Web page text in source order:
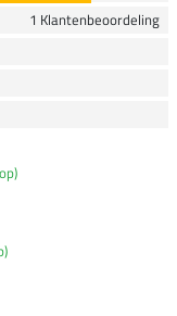
1 Klantenbeoordeling